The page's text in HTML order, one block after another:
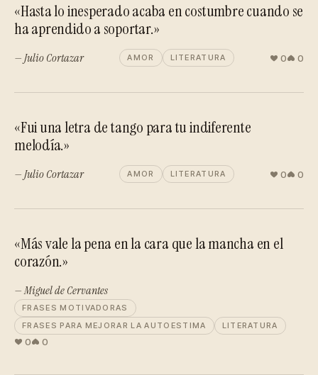
«Hasta lo inesperado acaba en costumbre cuando se
ha aprendido a soportar.»
— Julio Cortazar AMOR LITERATURA 0 0
«Fui una letra de tango para tu indiferente
melodía.»
— Julio Cortazar AMOR LITERATURA 0 0
«Más vale la pena en la cara que la mancha en el
corazón.»
— Miguel de Cervantes
FRASES MOTIVADORAS
FRASES PARA MEJORAR LA AUTOESTIMA
LITERATURA
0 0